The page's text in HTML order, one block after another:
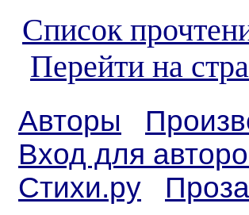
Список
Перейти на
Авторы
Вход для
Стихи.ру